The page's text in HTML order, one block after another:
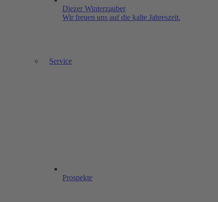
Diezer Winterzauber
Wir freuen uns auf die kalte Jahreszeit.
Service
Prospekte